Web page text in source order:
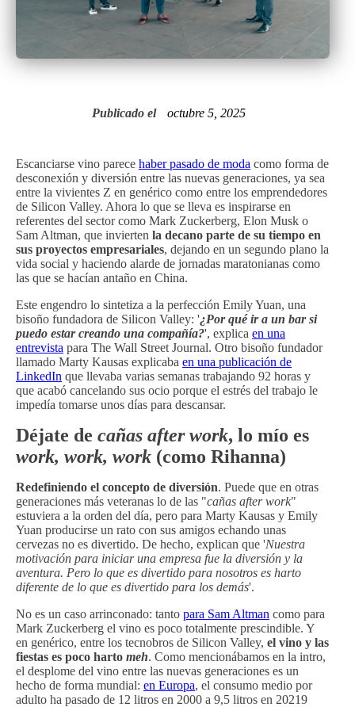
Publicado el octubre 5, 2025
Escanciarse vino parece haber pasado de moda como forma de
desconexión y diversión entre las nuevas generaciones, ya sea
entre la vivientes Z en genérico como entre los emprendedores
de Silicon Valley. Ahora lo que se lleva es inspirarse en
referentes del sector como Mark Zuckerberg, Elon Musk o
Sam Altman, que invierten la decano parte de su tiempo en
sus proyectos empresariales, dejando en un segundo plano la
vida social y haciendo alarde de jornadas maratonianas como
las que se hacían antaño en China.
Este engendro lo sintetiza a la perfección Emily Yuan, una
bisoño fundadora de Silicon Valley: '¿Por qué ir a un bar si
puedo estar creando una compañía?', explica en una
entrevista para The Wall Street Journal. Otro bisoño fundador
llamado Marty Kausas explicaba en una publicación de
LinkedIn que llevaba varias semanas trabajando 92 horas y
que acabó cancelando sus ocio porque el estrés del trabajo le
impedía tomarse unos días para descansar.
Déjate de cañas after work, lo mío es
work, work, work (como Rihanna)
Redefiniendo el concepto de diversión. Puede que en otras
generaciones más veteranas lo de las "cañas after work"
estuviera a la orden del día, pero para Marty Kausas y Emily
Yuan producirse un rato con sus amigos echando unas
cervezas no es divertido. De hecho, explican que 'Nuestra
motivación para iniciar una empresa fue la diversión y la
aventura. Pero lo que es divertido para nosotros es harto
diferente de lo que es divertido para los demás'.
No es un caso arrinconado: tanto para Sam Altman como para
Mark Zuckerberg el vino es poco totalmente prescindible. Y
en genérico, entre los tecnobros de Silicon Valley, el vino y las
fiestas es poco harto meh. Como mencionábamos en la intro,
el desplome del vino entre las nuevas generaciones es un
hecho de forma mundial: en Europa, el consumo medio por
adulto ha pasado de 12 litros en 2000 a 9,5 litros en 20219